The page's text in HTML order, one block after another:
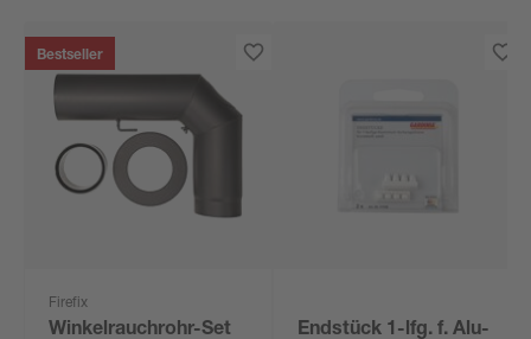
Bestseller
Firefix
Winkelrauchrohr-Set
Endstück 1-lfg. f. Alu-